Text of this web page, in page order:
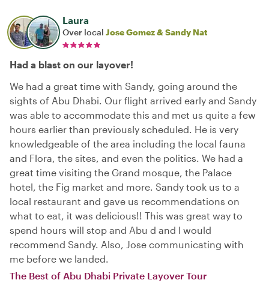
Laura
Over local Jose Gomez & Sandy Nat
Had a blast on our layover!
We had a great time with Sandy, going around the
sights of Abu Dhabi. Our flight arrived early and Sandy
was able to accommodate this and met us quite a few
hours earlier than previously scheduled. He is very
knowledgeable of the area including the local fauna
and Flora, the sites, and even the politics. We had a
great time visiting the Grand mosque, the Palace
hotel, the Fig market and more. Sandy took us to a
local restaurant and gave us recommendations on
what to eat, it was delicious!! This was great way to
spend hours will stop and Abu d and I would
recommend Sandy. Also, Jose communicating with
me before we landed.
The Best of Abu Dhabi Private Layover Tour